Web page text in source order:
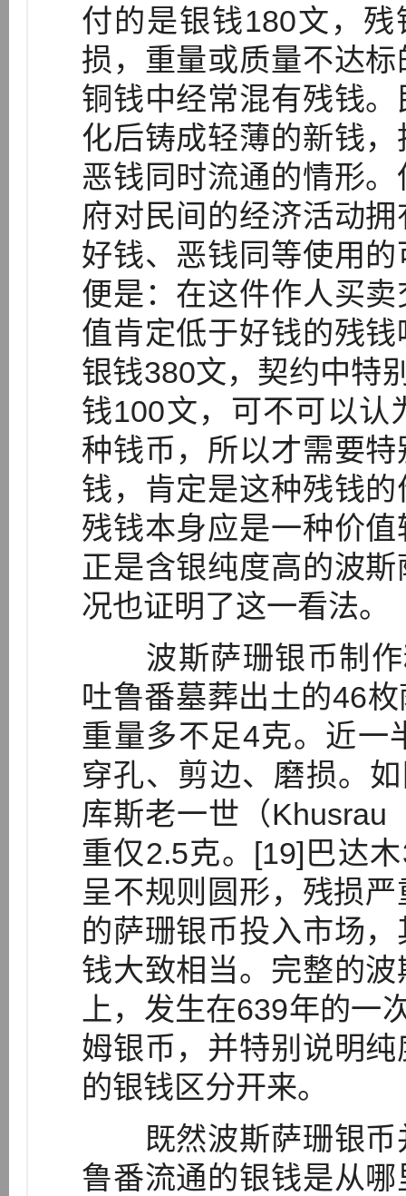
付的是银钱180文，
损，重量或质量不达
铜钱中经常混有残钱
化后铸成轻薄的新钱
恶钱同时流通的情形
府对民间的经济活动
好钱、恶钱同等使用
便是：在这件作人买
值肯定低于好钱的残
银钱380文，契约中特
钱100文，可不可以认
种钱币，所以才需要
钱，肯定是这种残钱
残钱本身应是一种价
正是含银纯度高的波
况也证明了这一看法。
波斯萨珊银币制作
吐鲁番墓葬出土的46
重量多不足4克。近一
穿孔、剪边、磨损。
库斯老一世（
重仅2.5克。[19]巴达
呈不规则圆形，残损
的萨珊银币投入市场
钱大致相当。完整的
上，发生在639年的一
姆银币，并特别说明
的银钱区分开来。
既然波斯萨珊银币
鲁番流通的银钱是从